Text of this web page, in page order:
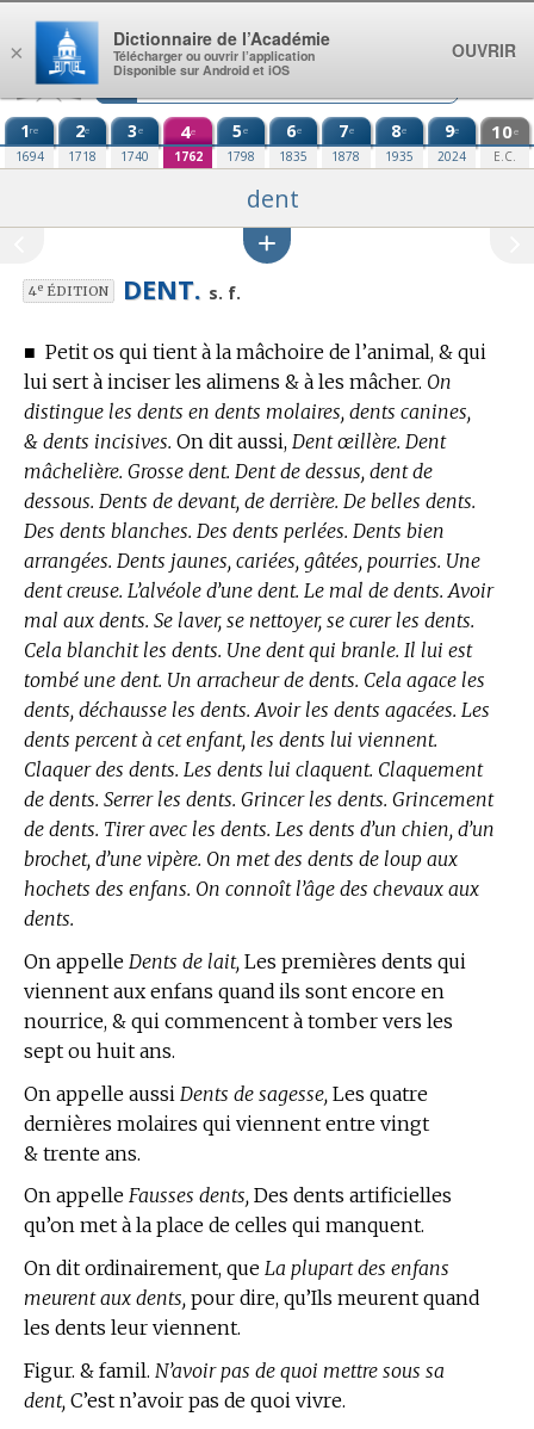
Aller au contenu
1re
1694
2e
1718
3e
1740
4e
1762
5e
1798
6e
1835
7e
1878
8e
1935
9e
2024
10e
E.C.
dent
4eÉDITION DENT. s. f.
■ Petit os qui tient à la mâchoire de l’animal, & qui
lui sert à inciser les alimens & à les mâcher. On
distingue les dents en dents molaires, dents canines,
& dents incisives. On dit aussi, Dent œillère. Dent
mâchelière. Grosse dent. Dent de dessus, dent de
dessous. Dents de devant, de derrière. De belles dents.
Des dents blanches. Des dents perlées. Dents bien
arrangées. Dents jaunes, cariées, gâtées, pourries. Une
dent creuse. L’alvéole d’une dent. Le mal de dents. Avoir
mal aux dents. Se laver, se nettoyer, se curer les dents.
Cela blanchit les dents. Une dent qui branle. Il lui est
tombé une dent. Un arracheur de dents. Cela agace les
dents, déchausse les dents. Avoir les dents agacées. Les
dents percent à cet enfant, les dents lui viennent.
Claquer des dents. Les dents lui claquent. Claquement
de dents. Serrer les dents. Grincer les dents. Grincement
de dents. Tirer avec les dents. Les dents d’un chien, d’un
brochet, d’une vipère. On met des dents de loup aux
hochets des enfans. On connoît l’âge des chevaux aux
dents.
On appelle Dents de lait, Les premières dents qui
viennent aux enfans quand ils sont encore en
nourrice, & qui commencent à tomber vers les
sept ou huit ans.
On appelle aussi Dents de sagesse, Les quatre
dernières molaires qui viennent entre vingt
& trente ans.
On appelle Fausses dents, Des dents artificielles
qu’on met à la place de celles qui manquent.
On dit ordinairement, que La plupart des enfans
meurent aux dents, pour dire, qu’Ils meurent quand
les dents leur viennent.
Figur. & famil. N’avoir pas de quoi mettre sous sa
dent, C’est n’avoir pas de quoi vivre.
×
Dictionnaire de l’Académie
Télécharger ou ouvrir l’application
Disponible sur Android et iOS
OUVRIR